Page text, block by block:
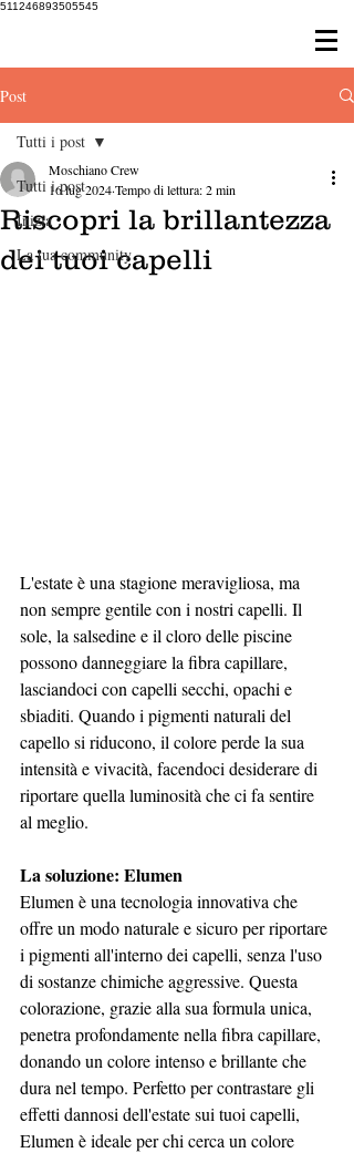
511246893505545
Post
Tutti i post
Inizia
La tua community
Tutti i post
Riscopri la brillantezza
dei tuoi capelli
Moschiano Crew
16 lug 2024Tempo di lettura: 2 min
L'estate è una stagione meravigliosa, ma
non sempre gentile con i nostri capelli. Il
sole, la salsedine e il cloro delle piscine
possono danneggiare la fibra capillare,
lasciandoci con capelli secchi, opachi e
sbiaditi. Quando i pigmenti naturali del
capello si riducono, il colore perde la sua
intensità e vivacità, facendoci desiderare di
riportare quella luminosità che ci fa sentire
al meglio.
La soluzione: Elumen
Elumen è una tecnologia innovativa che
offre un modo naturale e sicuro per riportare
i pigmenti all'interno dei capelli, senza l'uso
di sostanze chimiche aggressive. Questa
colorazione, grazie alla sua formula unica,
penetra profondamente nella fibra capillare,
donando un colore intenso e brillante che
dura nel tempo. Perfetto per contrastare gli
effetti dannosi dell'estate sui tuoi capelli,
Elumen è ideale per chi cerca un colore